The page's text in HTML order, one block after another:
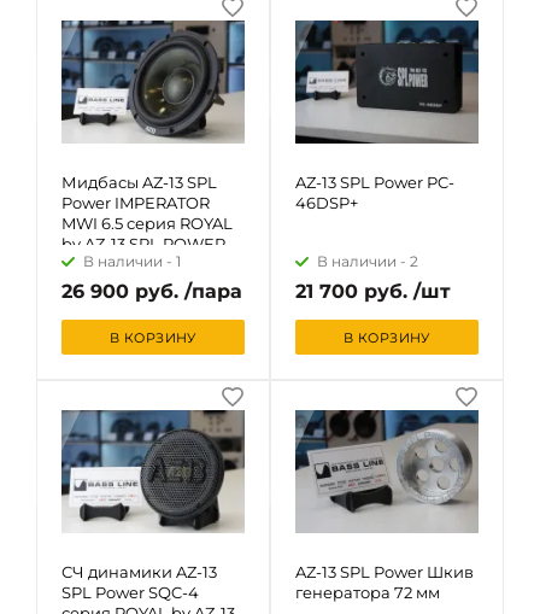
Мидбасы AZ-13 SPL
Power IMPERATOR
MWI 6.5 серия ROYAL
by AZ-13 SPL POWER
В наличии - 1
26 900 руб. /пара
В КОРЗИНУ
AZ-13 SPL Power PC-
46DSP+
В наличии - 2
21 700 руб. /шт
В КОРЗИНУ
СЧ динамики AZ-13
SPL Power SQC-4
AZ-13 SPL Power Шкив
генератора 72 мм